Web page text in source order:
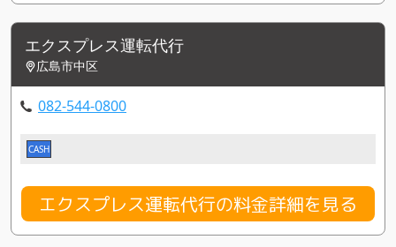
エクスプレス運転代行
広島市中区
082-544-0800
CASH
エクスプレス運転代行の料金詳細を見る